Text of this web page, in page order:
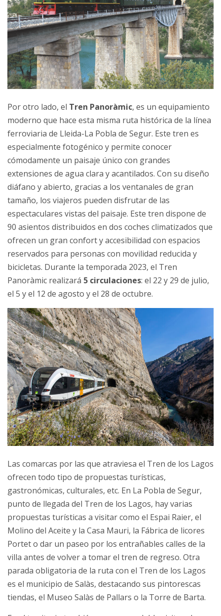
Por otro lado, el Tren Panoràmic, es un equipamiento
moderno que hace esta misma ruta histórica de la línea
ferroviaria de Lleida-La Pobla de Segur. Este tren es
especialmente fotogénico y permite conocer
cómodamente un paisaje único con grandes
extensiones de agua clara y acantilados. Con su diseño
diáfano y abierto, gracias a los ventanales de gran
tamaño, los viajeros pueden disfrutar de las
espectaculares vistas del paisaje. Este tren dispone de
90 asientos distribuidos en dos coches climatizados que
ofrecen un gran confort y accesibilidad con espacios
reservados para personas con movilidad reducida y
bicicletas. Durante la temporada 2023, el Tren
Panoràmic realizará 5 circulaciones: el 22 y 29 de julio,
el 5 y el 12 de agosto y el 28 de octubre.
Las comarcas por las que atraviesa el Tren de los Lagos
ofrecen todo tipo de propuestas turísticas,
gastronómicas, culturales, etc. En La Pobla de Segur,
punto de llegada del Tren de los Lagos, hay varias
propuestas turísticas a visitar como el Espai Raier, el
Molino del Aceite y la Casa Mauri, la Fábrica de licores
Portet o dar un paseo por los entrañables calles de la
villa antes de volver a tomar el tren de regreso. Otra
parada obligatoria de la ruta con el Tren de los Lagos
es el municipio de Salàs, destacando sus pintorescas
tiendas, el Museo Salàs de Pallars o la Torre de Barta.